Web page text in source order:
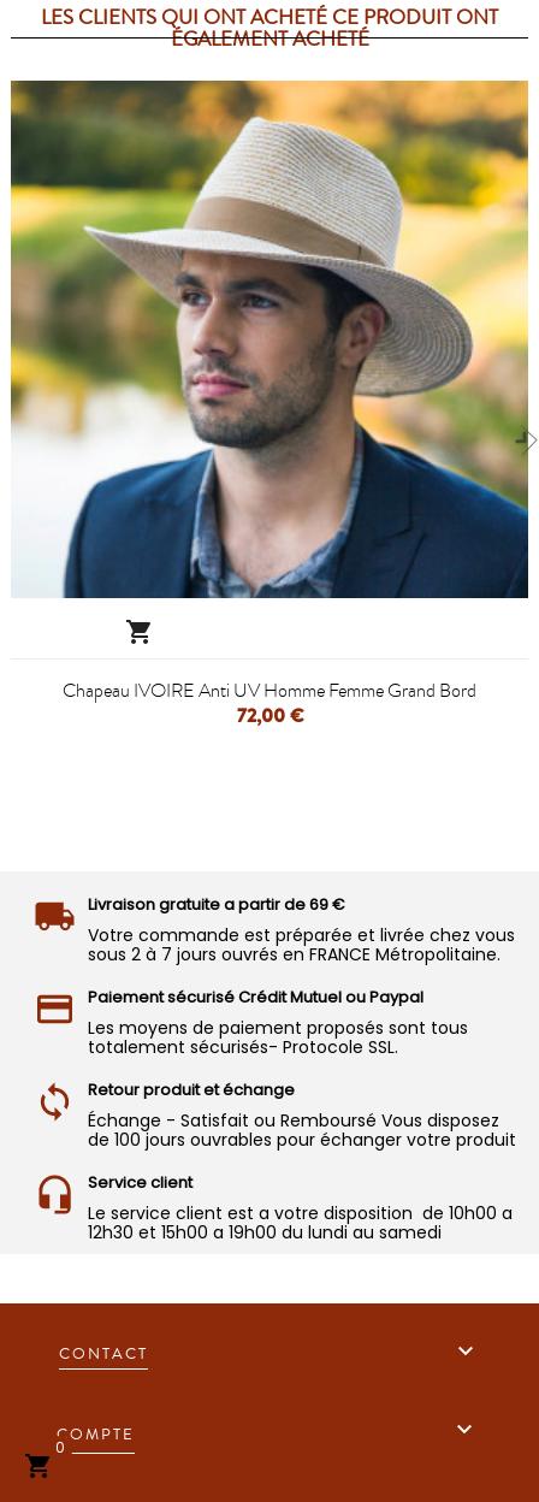
LES CLIENTS QUI ONT ACHETÉ CE PRODUIT ONT
ÉGALEMENT ACHETÉ

Chapeau IVOIRE Anti UV Homme Femme Grand Bord
72,00 €
Livraison gratuite a partir de 69 €
Votre commande est préparée et livrée chez vous
sous 2 à 7 jours ouvrés en FRANCE Métropolitaine.
Paiement sécurisé Crédit Mutuel ou Paypal
Les moyens de paiement proposés sont tous
totalement sécurisés- Protocole SSL.
Retour produit et échange
Échange - Satisfait ou Remboursé Vous disposez
de 100 jours ouvrables pour échanger votre produit
Service client
Le service client est a votre disposition de 10h00 a
12h30 et 15h00 a 19h00 du lundi au samedi
CONTACT 
COMPTE 

0